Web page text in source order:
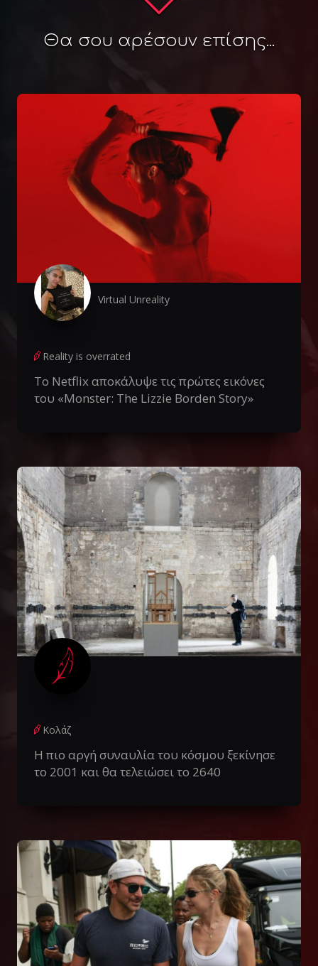
Θα σου αρέσουν επίσης...
Virtual Unreality
Reality is overrated
Το Netflix αποκάλυψε τις πρώτες εικόνες
του «Monster: The Lizzie Borden Story»
Κολάζ
Η πιο αργή συναυλία του κόσμου ξεκίνησε
το 2001 και θα τελειώσει το 2640